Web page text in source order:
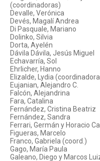
(coordinadoras)
Devalle, Verónica
Devés, Magalí Andrea
Di Pasquale, Mariano
Dolinko, Silvia
Dorta, Ayelén
Dávila Dávila, Jesús Miguel
Echavarría, Sol
Ehrlicher, Hanno
Elizalde, Lydia
Eujanian, Alejandro C.
Falcón, Alejandrina
Fara, Catalina
Fernández, Cristina Beatriz
Fernández, Sandra
Ferrari, Germán y Horacio
Figueras, Marcelo
Franco, Gabriela (coord.)
Gago, María Paula
Galeano, Diego y Marcos